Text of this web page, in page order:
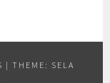
| THEME: SELA